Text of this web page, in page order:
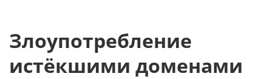
Злоупотребление
истёкшими доменами